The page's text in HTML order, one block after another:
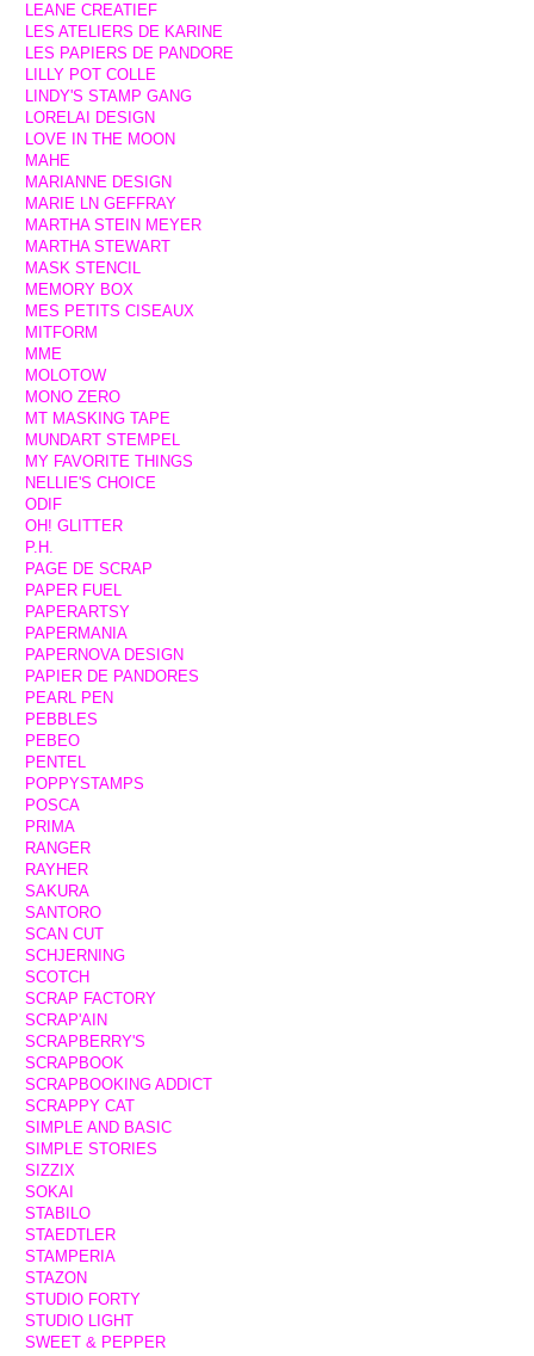
LEANE CREATIEF
LES ATELIERS DE KARINE
LES PAPIERS DE PANDORE
LILLY POT COLLE
LINDY'S STAMP GANG
LORELAI DESIGN
LOVE IN THE MOON
MAHE
MARIANNE DESIGN
MARIE LN GEFFRAY
MARTHA STEIN MEYER
MARTHA STEWART
MASK STENCIL
MEMORY BOX
MES PETITS CISEAUX
MITFORM
MME
MOLOTOW
MONO ZERO
MT MASKING TAPE
MUNDART STEMPEL
MY FAVORITE THINGS
NELLIE'S CHOICE
ODIF
OH! GLITTER
P.H.
PAGE DE SCRAP
PAPER FUEL
PAPERARTSY
PAPERMANIA
PAPERNOVA DESIGN
PAPIER DE PANDORES
PEARL PEN
PEBBLES
PEBEO
PENTEL
POPPYSTAMPS
POSCA
PRIMA
RANGER
RAYHER
SAKURA
SANTORO
SCAN CUT
SCHJERNING
SCOTCH
SCRAP FACTORY
SCRAP'AIN
SCRAPBERRY'S
SCRAPBOOK
SCRAPBOOKING ADDICT
SCRAPPY CAT
SIMPLE AND BASIC
SIMPLE STORIES
SIZZIX
SOKAI
STABILO
STAEDTLER
STAMPERIA
STAZON
STUDIO FORTY
STUDIO LIGHT
SWEET & PEPPER